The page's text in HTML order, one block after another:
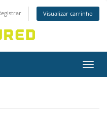
Visualizar carrinho